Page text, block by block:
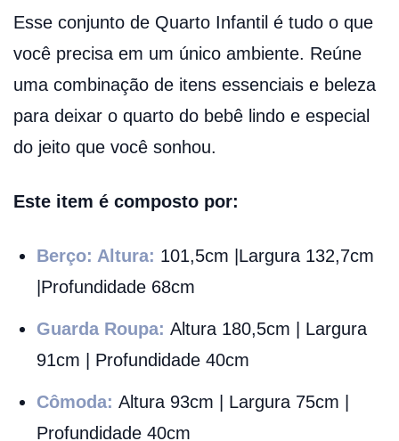
Esse conjunto de Quarto Infantil é tudo o que
você precisa em um único ambiente. Reúne
uma combinação de itens essenciais e beleza
para deixar o quarto do bebê lindo e especial
do jeito que você sonhou.
Este item é composto por:
Berço: Altura: 101,5cm |Largura 132,7cm
|Profundidade 68cm
Guarda Roupa: Altura 180,5cm | Largura
91cm | Profundidade 40cm
Cômoda: Altura 93cm | Largura 75cm |
Profundidade 40cm